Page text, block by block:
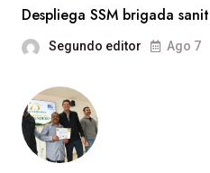
Despliega SSM brigada
Segundo editor Ago 7